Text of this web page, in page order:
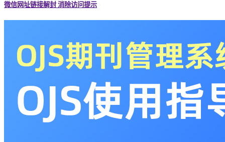
微信网址链接解封 消除访问提示